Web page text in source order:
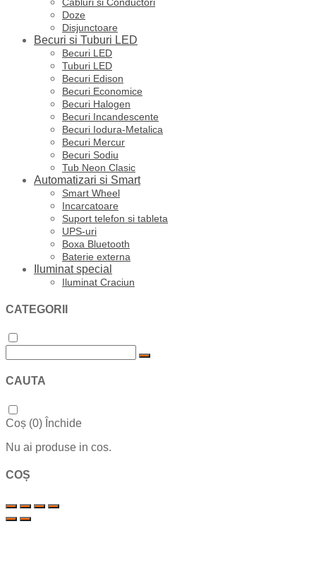
Doze
Disjunctoare
Becuri si Tuburi LED
Becuri LED
Tuburi LED
Becuri Edison
Becuri Economice
Becuri Halogen
Becuri Incandescente
Becuri Iodura-Metalica
Becuri Mercur
Becuri Sodiu
Tub Neon Clasic
Automatizari si Smart
Smart Wheel
Incarcatoare
Suport telefon si tableta
UPS-uri
Boxa Bluetooth
Baterie externa
Iluminat special
Iluminat Craciun
CATEGORII
CAUTA
Coș (0) Închide
Nu ai produse in cos.
COȘ